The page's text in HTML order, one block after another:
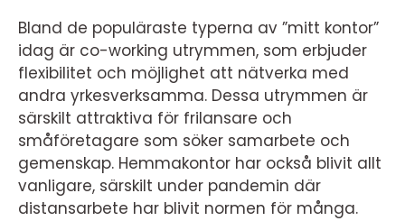
Bland de populäraste typerna av ”mitt kontor”
idag är co-working utrymmen, som erbjuder
flexibilitet och möjlighet att nätverka med
andra yrkesverksamma. Dessa utrymmen är
särskilt attraktiva för frilansare och
småföretagare som söker samarbete och
gemenskap. Hemmakontor har också blivit allt
vanligare, särskilt under pandemin där
distansarbete har blivit normen för många.